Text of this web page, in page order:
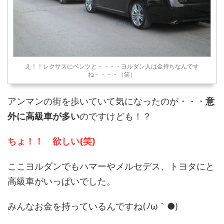
え！！レクサスにベンツと・・・・ヨルダン人は金持ちなんです
ね・・・・（笑）
アンマンの街を歩いていて気になったのが・・・ 意
外に高級車が多いのですけども！？
ちょ！！ 欲しい(笑)
ここヨルダンでもハマーやメルセデス、トヨタにと
高級車がいっぱいでした。
みんなお金を持っているんですね(ﾉω｀●)